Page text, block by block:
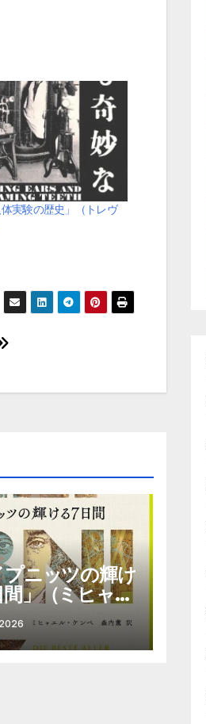
体実験の歴史」（トレヴ
ニッツの輝け
」（ミヒャエ
ペ）